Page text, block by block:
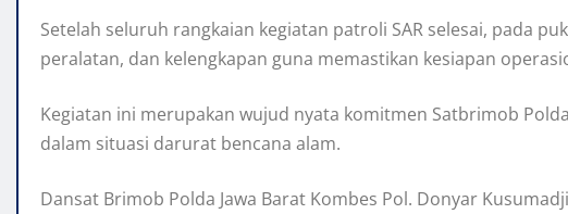
Setelah seluruh rangkaian kegiatan patroli SAR selesai, pada
peralatan, dan kelengkapan guna memastikan kesiapan
Kegiatan ini merupakan wujud nyata komitmen Satbrimob
dalam situasi darurat bencana alam.
Dansat Brimob Polda Jawa Barat Kombes Pol. Donyar